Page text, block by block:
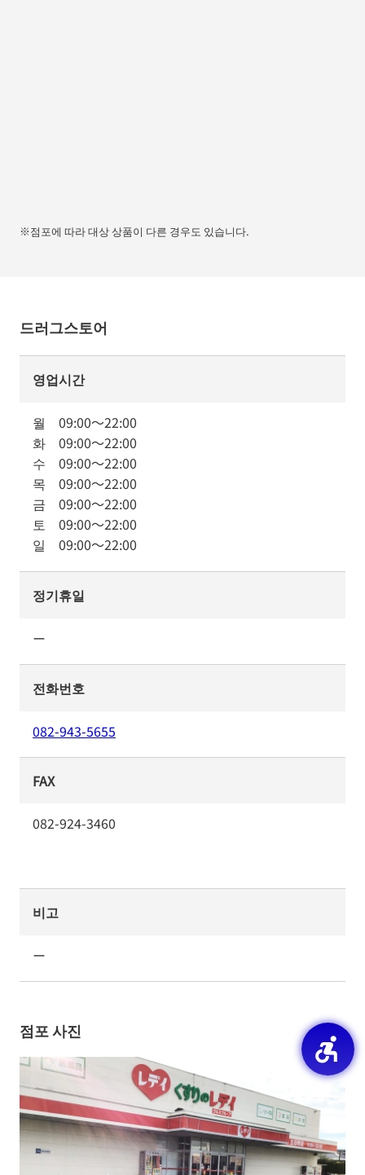
※점포에 따라 대상 상품이 다른 경우도 있습니다.
드러그스토어
영업시간
월 09:00～22:00
화 09:00～22:00
수 09:00～22:00
목 09:00～22:00
금 09:00～22:00
토 09:00～22:00
일 09:00～22:00
정기휴일
ー
전화번호
082-943-5655
FAX
082-924-3460
비고
ー
점포 사진